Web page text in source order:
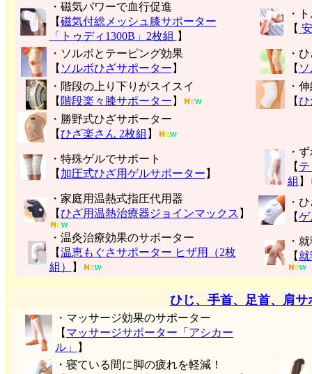
・磁気パワーで血行促進
【磁気付総メッシュ膝サポーター
「トゥディ1300B」2枚組 】
・
【
・ソルボとテーピング効果
【 ソルボひざサポーター 】
・
【
・階段の上り下りがスイスイ
【 階段楽々膝サポーター 】
・
【ひ
・勝野式ひざサポーター
【ひざ楽さん 2枚組 】
・特殊ゲルでサポート
【 加圧式ひざ用ゲルサポーター 】
・
【
組 】
・家庭用温熱式指圧代用器
【ひざ用温熱治療器ジョインマックス 】
・
【ゲ
・温灸治療効果のサポーター
【温恵もぐさサポーター ヒザ用（2枚
組）
】
・
【
ひじ、手首、足首、肩サ
・マッサージ効果のサポーター
【 マッサージサポーター「アシカー
ル」
】
・寝ている間に脚の疲れを軽減！